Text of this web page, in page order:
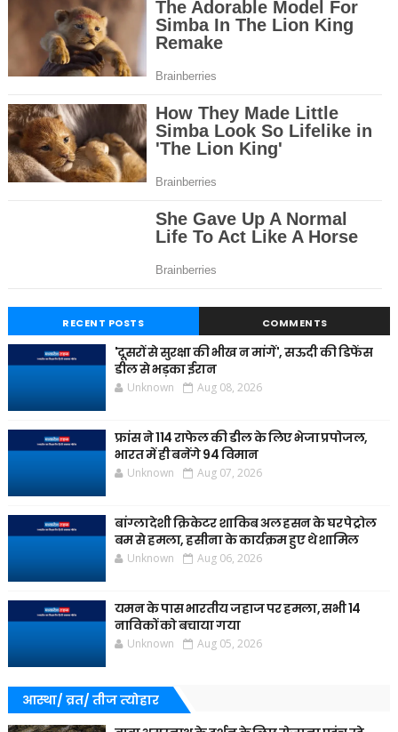
RECENT POSTS COMMENTS
'दूसरों से सुरक्षा की भीख न मांगें', सऊदी की डिफेंस
डील से भड़का ईरान
Unknown Aug 08, 2026
फ्रांस ने 114 राफेल की डील के लिए भेजा प्रपोजल,
भारत में ही बनेंगे 94 विमान
Unknown Aug 07, 2026
बांग्लादेशी क्रिकेटर शाकिब अल हसन के घर पेट्रोल
बम से हमला, हसीना के कार्यक्रम हुए थे शामिल
Unknown Aug 06, 2026
यमन के पास भारतीय जहाज पर हमला, सभी 14
नाविकों को बचाया गया
Unknown Aug 05, 2026
आस्था/ व्रत/ तीज त्‍योहार